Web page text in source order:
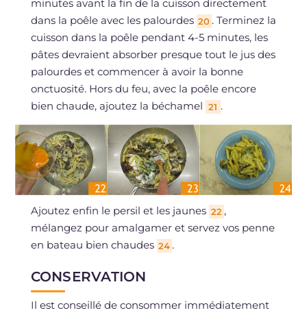
minutes avant la fin de la cuisson directement
dans la poêle avec les palourdes 20 . Terminez la
cuisson dans la poêle pendant 4-5 minutes, les
pâtes devraient absorber presque tout le jus des
palourdes et commencer à avoir la bonne
onctuosité. Hors du feu, avec la poêle encore
bien chaude, ajoutez la béchamel 21 .
Ajoutez enfin le persil et les jaunes 22 ,
mélangez pour amalgamer et servez vos penne
en bateau bien chaudes 24 .
CONSERVATION
Il est conseillé de consommer immédiatement